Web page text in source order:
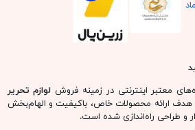
معتبر اینترنتی در زمینه فروش لوازم تحریر
هدف ارائه محصولات خاص، باکیفیت و الهام‌بخش
و طراحی راه‌اندازی شده است.